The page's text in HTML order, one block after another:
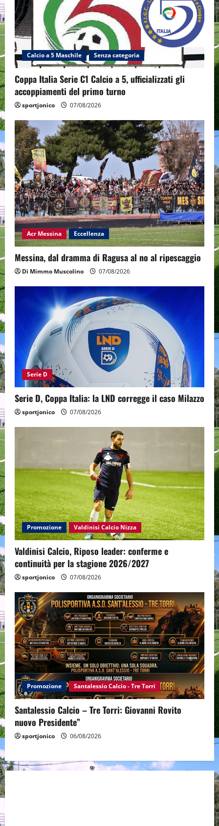
Calcio a 5 Maschile Senza categoria
Coppa Italia Serie C1 Calcio a 5, ufficializzati gli
accoppiamenti del primo turno
sportjonico 07/08/2026
Acr Messina Eccellenza
Messina, dal dramma di Ragusa al no al ripescaggio
Di Mimmo Muscolino 07/08/2026
Serie D
Serie D, Coppa Italia: la LND corregge il caso Milazzo
sportjonico 07/08/2026
Promozione Valdinisi Calcio Nizza
Valdinisi Calcio, Riposo leader: conferme e
continuità per la stagione 2026/2027
sportjonico 07/08/2026
Promozione Santalessio Calcio - Tre Torri
Santalessio Calcio – Tre Torri: Giovanni Rovito
nuovo Presidente”
sportjonico 06/08/2026